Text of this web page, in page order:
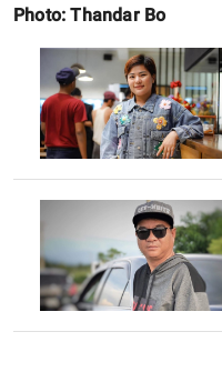
Photo: Thandar Bo